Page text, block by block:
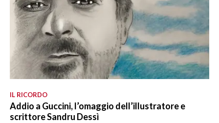
IL RICORDO
Addio a Guccini, l’omaggio dell’illustratore e
scrittore Sandru Dessì